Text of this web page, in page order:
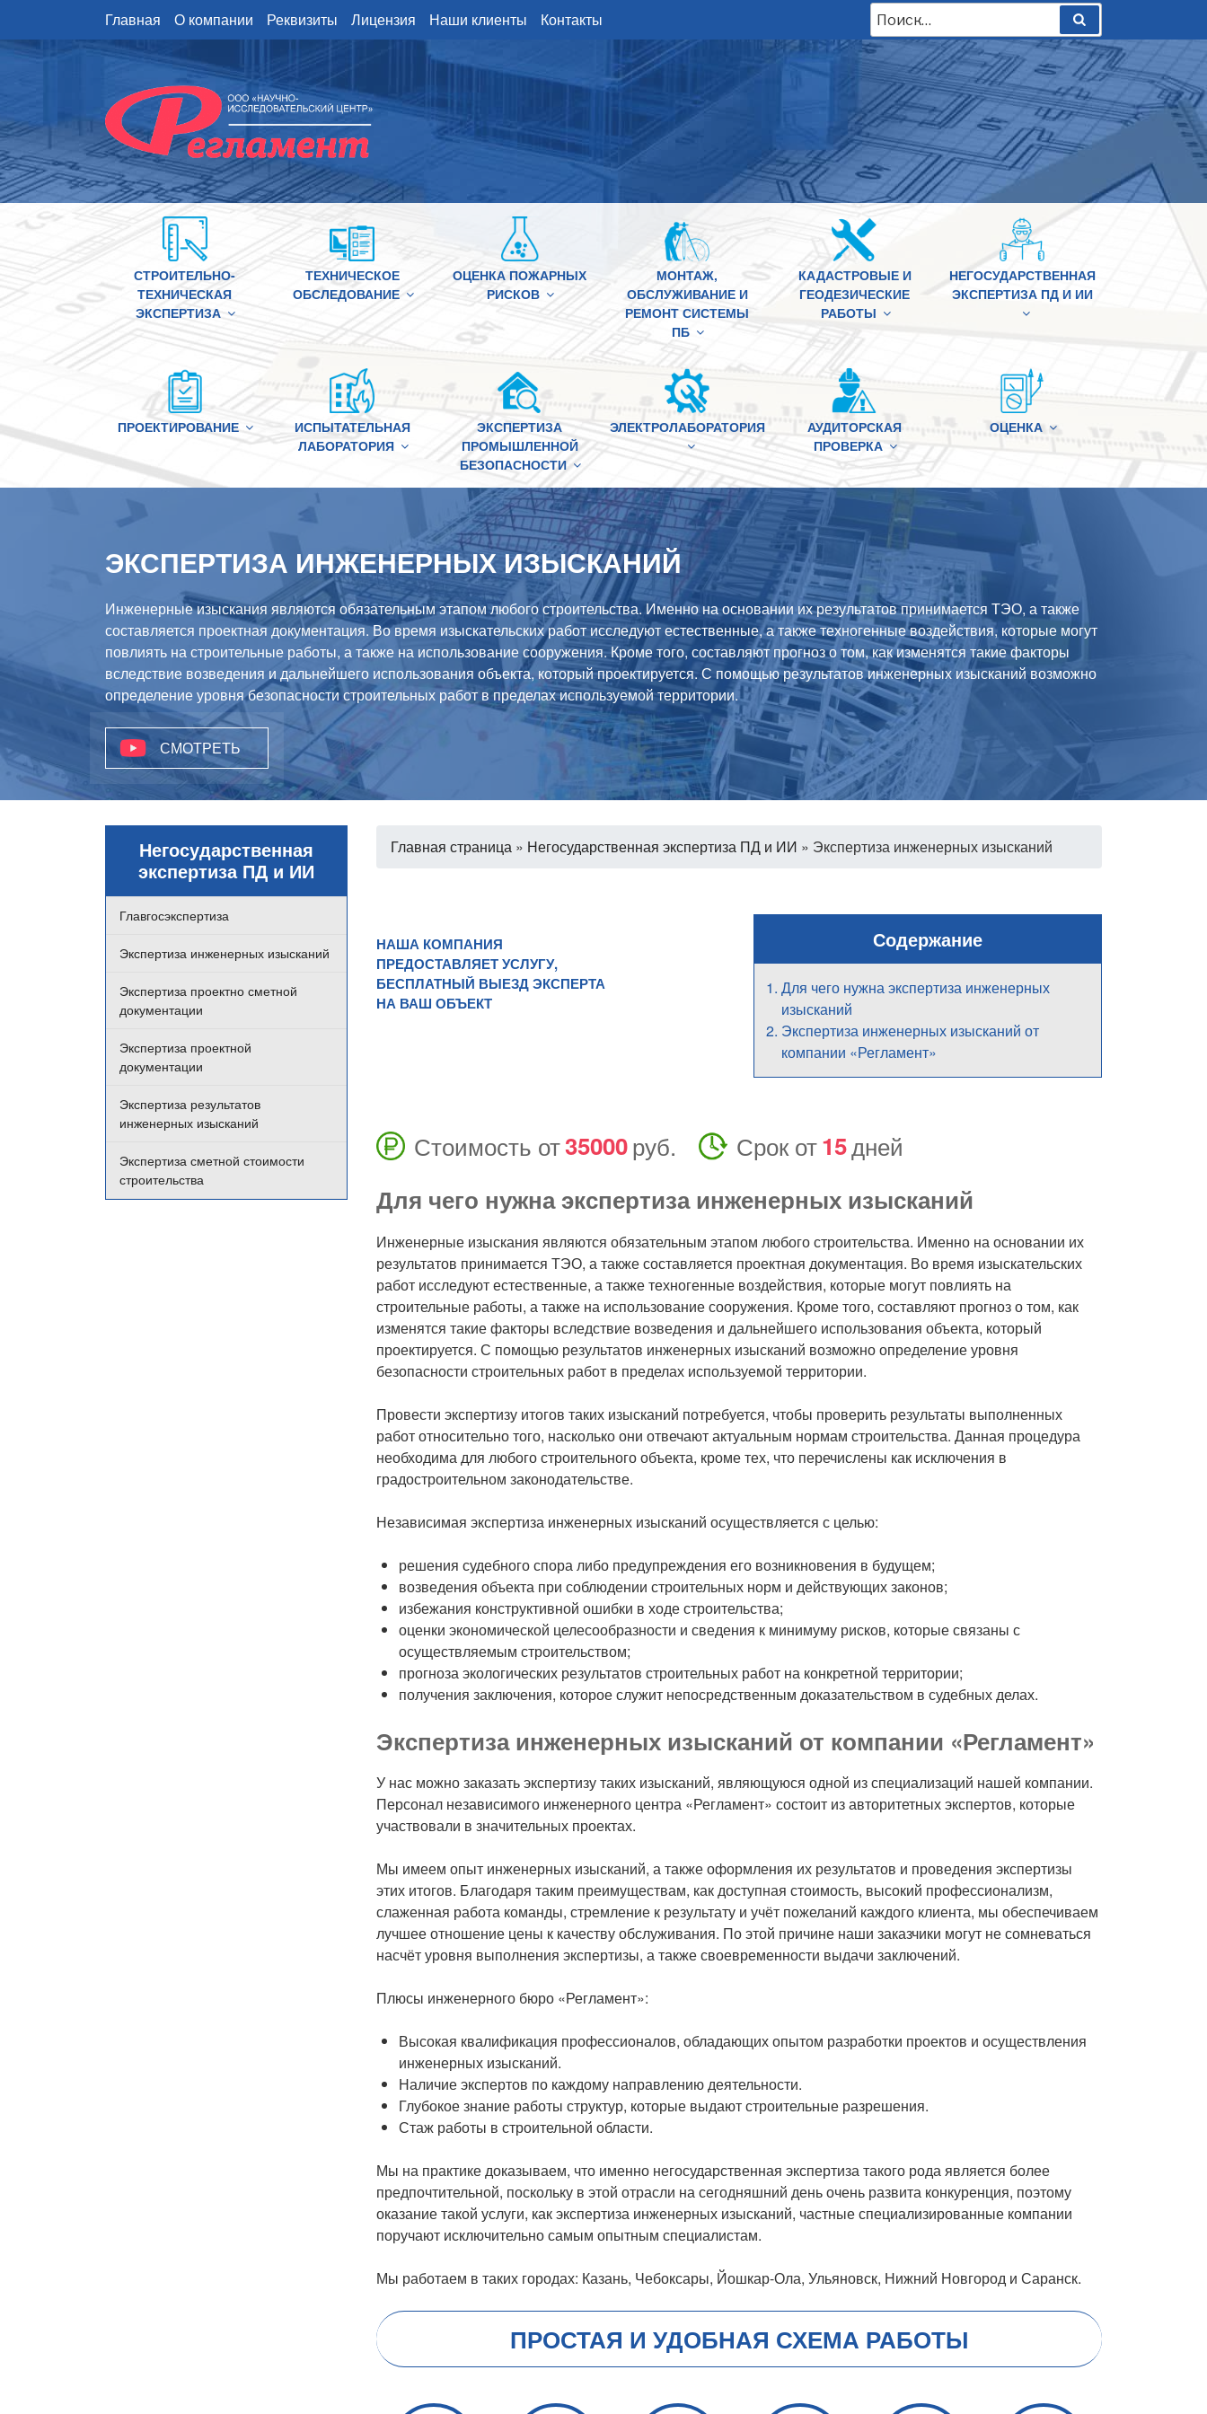
содержимому
Главная О компании Реквизиты Лицензия Наши клиенты Контакты Искать:
СТРОИТЕЛЬНО-
ТЕХНИЧЕСКАЯ
ЭКСПЕРТИЗА
ТЕХНИЧЕСКОЕ
ОБСЛЕДОВАНИЕ
ОЦЕНКА ПОЖАРНЫХ
РИСКОВ
МОНТАЖ,
ОБСЛУЖИВАНИЕ И
РЕМОНТ СИСТЕМЫ
ПБ
КАДАСТРОВЫЕ И
ГЕОДЕЗИЧЕСКИЕ
РАБОТЫ
НЕГОСУДАРСТВЕННАЯ
ЭКСПЕРТИЗА ПД И ИИ
ПРОЕКТИРОВАНИЕ
ИСПЫТАТЕЛЬНАЯ
ЛАБОРАТОРИЯ
ЭКСПЕРТИЗА
ПРОМЫШЛЕННОЙ
БЕЗОПАСНОСТИ
ЭЛЕКТРОЛАБОРАТОРИЯ
АУДИТОРСКАЯ
ПРОВЕРКА
ОЦЕНКА
ЭКСПЕРТИЗА ИНЖЕНЕРНЫХ ИЗЫСКАНИЙ
Инженерные изыскания являются обязательным этапом любого строительства. Именно на основании их результатов принимается ТЭО, а также
составляется проектная документация. Во время изыскательских работ исследуют естественные, а также техногенные воздействия, которые могут
повлиять на строительные работы, а также на использование сооружения. Кроме того, составляют прогноз о том, как изменятся такие факторы
вследствие возведения и дальнейшего использования объекта, который проектируется. С помощью результатов инженерных изысканий возможно
определение уровня безопасности строительных работ в пределах используемой территории.
СМОТРЕТЬ
Негосударственная
экспертиза ПД и ИИ
Главгосэкспертиза
Экспертиза инженерных изысканий
Экспертиза проектно сметной
документации
Экспертиза проектной
документации
Экспертиза результатов
инженерных изысканий
Экспертиза сметной стоимости
строительства
Главная страница» Негосударственная экспертиза ПД и ИИ » Экспертиза инженерных изысканий
НАША КОМПАНИЯ
ПРЕДОСТАВЛЯЕТ УСЛУГУ,
БЕСПЛАТНЫЙ ВЫЕЗД ЭКСПЕРТА
НА ВАШ ОБЪЕКТ
Содержание
Для чего нужна экспертиза инженерных
изысканий
Экспертиза инженерных изысканий от
компании «Регламент»
Стоимость от35000руб. Срок от15дней
Для чего нужна экспертиза инженерных изысканий
Инженерные изыскания являются обязательным этапом любого строительства. Именно на основании их
результатов принимается ТЭО, а также составляется проектная документация. Во время изыскательских
работ исследуют естественные, а также техногенные воздействия, которые могут повлиять на
строительные работы, а также на использование сооружения. Кроме того, составляют прогноз о том, как
изменятся такие факторы вследствие возведения и дальнейшего использования объекта, который
проектируется. С помощью результатов инженерных изысканий возможно определение уровня
безопасности строительных работ в пределах используемой территории.
Провести экспертизу итогов таких изысканий потребуется, чтобы проверить результаты выполненных
работ относительно того, насколько они отвечают актуальным нормам строительства. Данная процедура
необходима для любого строительного объекта, кроме тех, что перечислены как исключения в
градостроительном законодательстве.
Независимая экспертиза инженерных изысканий осуществляется с целью:
решения судебного спора либо предупреждения его возникновения в будущем;
возведения объекта при соблюдении строительных норм и действующих законов;
избежания конструктивной ошибки в ходе строительства;
оценки экономической целесообразности и сведения к минимуму рисков, которые связаны с
осуществляемым строительством;
прогноза экологических результатов строительных работ на конкретной территории;
получения заключения, которое служит непосредственным доказательством в судебных делах.
Экспертиза инженерных изысканий от компании «Регламент»
У нас можно заказать экспертизу таких изысканий, являющуюся одной из специализаций нашей компании.
Персонал независимого инженерного центра «Регламент» состоит из авторитетных экспертов, которые
участвовали в значительных проектах.
Мы имеем опыт инженерных изысканий, а также оформления их результатов и проведения экспертизы
этих итогов. Благодаря таким преимуществам, как доступная стоимость, высокий профессионализм,
слаженная работа команды, стремление к результату и учёт пожеланий каждого клиента, мы обеспечиваем
лучшее отношение цены к качеству обслуживания. По этой причине наши заказчики могут не сомневаться
насчёт уровня выполнения экспертизы, а также своевременности выдачи заключений.
Плюсы инженерного бюро «Регламент»:
Высокая квалификация профессионалов, обладающих опытом разработки проектов и осуществления
инженерных изысканий.
Наличие экспертов по каждому направлению деятельности.
Глубокое знание работы структур, которые выдают строительные разрешения.
Стаж работы в строительной области.
Мы на практике доказываем, что именно негосударственная экспертиза такого рода является более
предпочтительной, поскольку в этой отрасли на сегодняшний день очень развита конкуренция, поэтому
оказание такой услуги, как экспертиза инженерных изысканий, частные специализированные компании
поручают исключительно самым опытным специалистам.
Мы работаем в таких городах: Казань, Чебоксары, Йошкар-Ола, Ульяновск, Нижний Новгород и Саранск.
ПРОСТАЯ И УДОБНАЯ СХЕМА РАБОТЫ